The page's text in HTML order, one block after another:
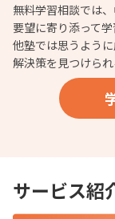
無料学習相談では
要望に寄り添って
他塾では思うよう
解決策を見つけら
サービス紹